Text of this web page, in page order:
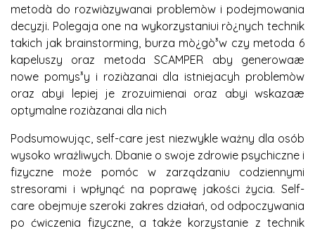
metodà do rozwiàzywanai problemòw i podejmowania
decyzji. Polegaja one na wykorzystaniui rò¿nych technik
takich jak brainstorming, burza mò¿gò³w czy metoda 6
kapeluszy oraz metoda SCAMPER aby generowaæ
nowe pomys³y i roziàzanai dla istniejacyh problemòw
oraz abyi lepiej je zrozuimienai oraz abyi wskazaæ
optymalne roziàzanai dla nich
Podsumowując, self-care jest niezwykle ważny dla osób
wysoko wrażliwych. Dbanie o swoje zdrowie psychiczne i
fizyczne może pomóc w zarządzaniu codziennymi
stresorami i wpłynąć na poprawę jakości życia. Self-
care obejmuje szeroki zakres działań, od odpoczywania
po ćwiczenia fizyczne, a także korzystanie z technik